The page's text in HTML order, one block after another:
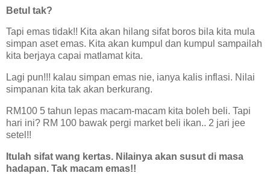
Betul tak?
Tapi emas tidak!! Kita akan hilang sifat boros bila kita mula
simpan aset emas. Kita akan kumpul dan kumpul sampailah
kita berjaya capai matlamat kita.
Lagi pun!!! kalau simpan emas nie, ianya kalis inflasi. Nilai
simpanan kita tak akan berkurang.
RM100 5 tahun lepas macam-macam kita boleh beli. Tapi
hari ini? RM 100 bawak pergi market beli ikan.. 2 jari jee
setel!!
Itulah sifat wang kertas. Nilainya akan susut di masa
hadapan. Tak macam emas!!